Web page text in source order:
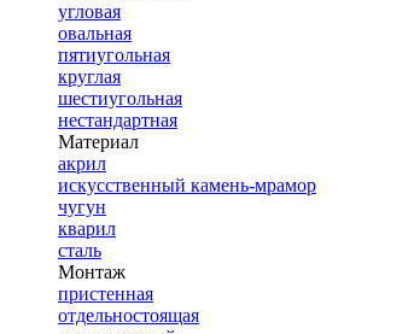
угловая
овальная
пятиугольная
круглая
шестиугольная
нестандартная
Материал
акрил
искусственный камень-мрамор
чугун
кварил
сталь
Монтаж
пристенная
отдельностоящая